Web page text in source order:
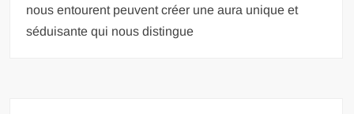
nous entourent peuvent créer une aura unique et
séduisante qui nous distingue